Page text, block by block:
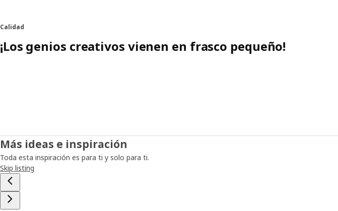
Calidad
¡Los genios creativos vienen en frasco pequeño!
Más ideas e inspiración
Toda esta inspiración es para ti y solo para ti.
Skip listing